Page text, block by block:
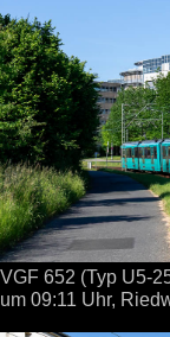
VGF 652 (Typ U5-
um 09:11 Uhr,